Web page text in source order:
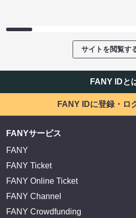
サイトを閲覧す
FANY IDと
FANY IDに登録・ロ
FANYサービス
FANY
FANY Ticket
FANY Online Ticket
FANY Channel
FANY Crowdfunding